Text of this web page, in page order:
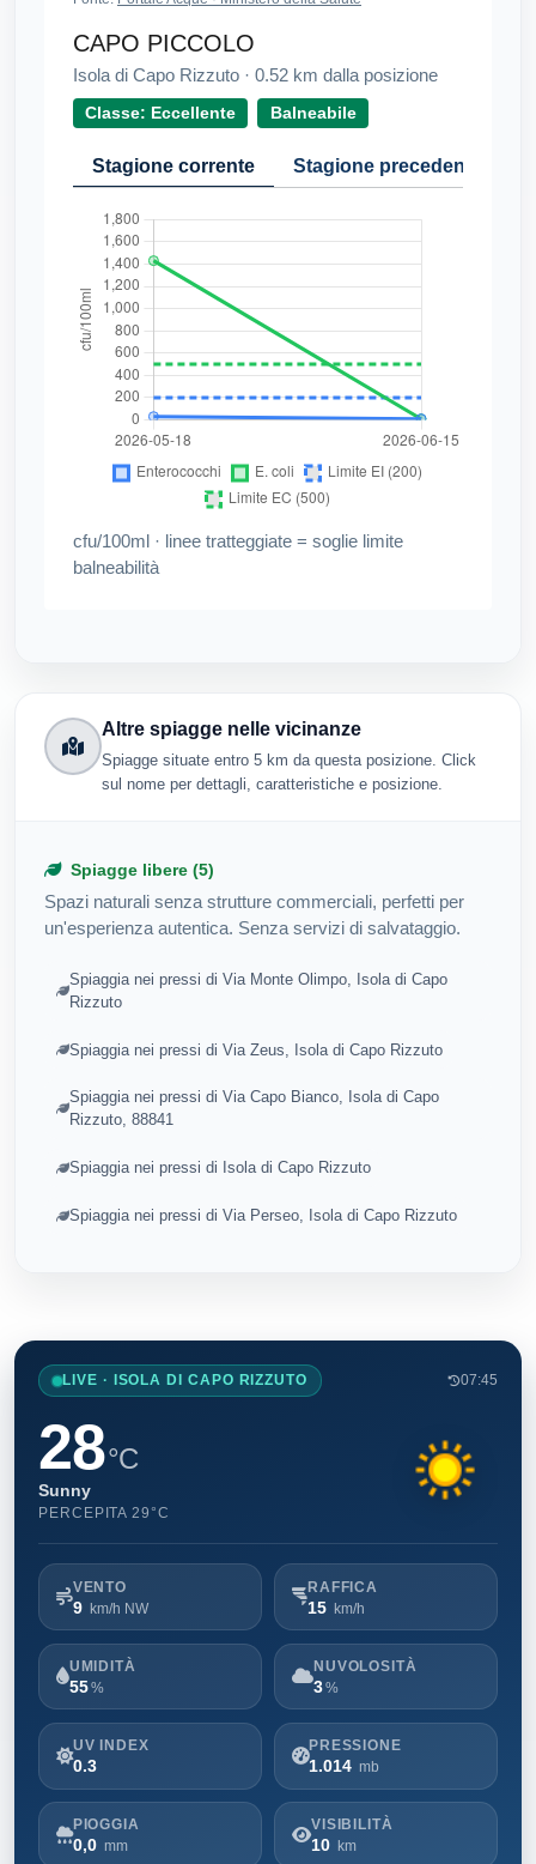
CAPO PICCOLO
Isola di Capo Rizzuto · 0.52 km dalla posizione
Classe: Eccellente Balneabile
Stagione corrente Stagione precedente
cfu/100ml · linee tratteggiate = soglie limite
balneabilità
Altre spiagge nelle vicinanze
Spiagge situate entro 5 km da questa posizione. Click
sul nome per dettagli, caratteristiche e posizione.
Spiagge libere (5)
Spazi naturali senza strutture commerciali, perfetti per
un'esperienza autentica. Senza servizi di salvataggio.
Spiaggia nei pressi di Via Monte Olimpo, Isola di Capo
Rizzuto
Spiaggia nei pressi di Via Zeus, Isola di Capo Rizzuto
Spiaggia nei pressi di Via Capo Bianco, Isola di Capo
Rizzuto, 88841
Spiaggia nei pressi di Isola di Capo Rizzuto
Spiaggia nei pressi di Via Perseo, Isola di Capo Rizzuto
LIVE · ISOLA DI CAPO RIZZUTO 07:45
28°C
Sunny
PERCEPITA 29°C
VENTO
9 km/h NW
RAFFICA
15 km/h
UMIDITÀ
55 %
NUVOLOSITÀ
3%
UV INDEX
0.3
PRESSIONE
1.014 mb
PIOGGIA
0,0 mm
VISIBILITÀ
10 km